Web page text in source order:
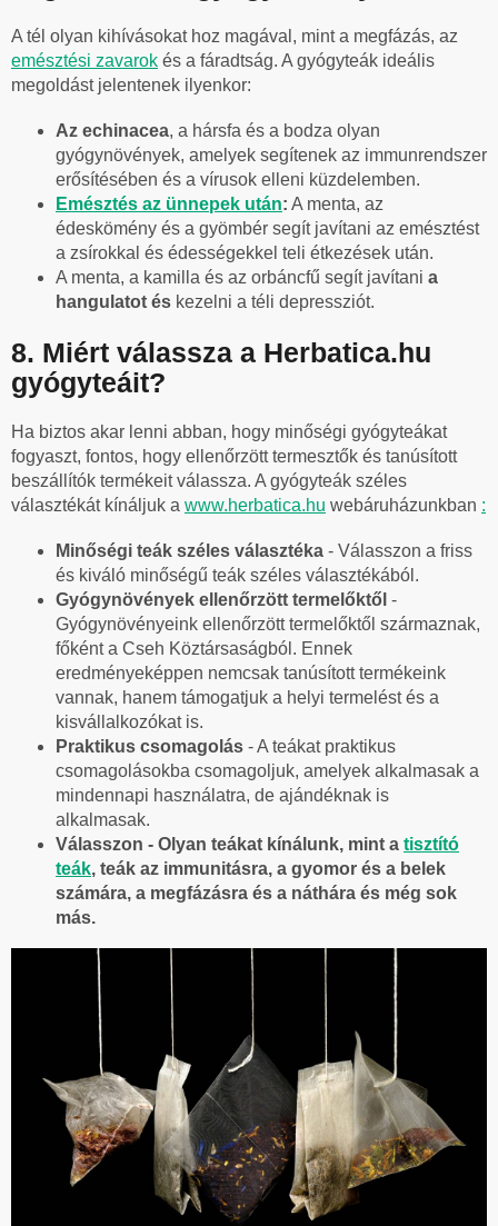
A tél olyan kihívásokat hoz magával, mint a megfázás, az
emésztési zavarok és a fáradtság. A gyógyteák ideális
megoldást jelentenek ilyenkor:
Az echinacea, a hársfa és a bodza olyan
gyógynövények, amelyek segítenek az immunrendszer
erősítésében és a vírusok elleni küzdelemben.
Emésztés az ünnepek után: A menta, az
édeskömény és a gyömbér segít javítani az emésztést
a zsírokkal és édességekkel teli étkezések után.
A menta, a kamilla és az orbáncfű segít javítani a
hangulatot és kezelni a téli depressziót.
8. Miért válassza a Herbatica.hu
gyógyteáit?
Ha biztos akar lenni abban, hogy minőségi gyógyteákat
fogyaszt, fontos, hogy ellenőrzött termesztők és tanúsított
beszállítók termékeit válassza. A gyógyteák széles
választékát kínáljuk a www.herbatica.hu webáruházunkban :
Minőségi teák széles választéka - Válasszon a friss
és kiváló minőségű teák széles választékából.
Gyógynövények ellenőrzött termelőktől -
Gyógynövényeink ellenőrzött termelőktől származnak,
főként a Cseh Köztársaságból. Ennek
eredményeképpen nemcsak tanúsított termékeink
vannak, hanem támogatjuk a helyi termelést és a
kisvállalkozókat is.
Praktikus csomagolás - A teákat praktikus
csomagolásokba csomagoljuk, amelyek alkalmasak a
mindennapi használatra, de ajándéknak is
alkalmasak.
Válasszon - Olyan teákat kínálunk, mint a tisztító
teák, teák az immunitásra, a gyomor és a belek
számára, a megfázásra és a náthára és még sok
más.